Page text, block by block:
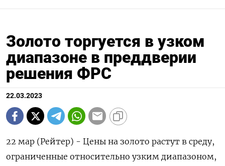
Золото торгуется в узком
диапазоне в преддверии
решения ФРС
22.03.2023
22 мар (Рейтер) - Цены на золото растут в среду,
ограниченные относительно узким диапазоном,